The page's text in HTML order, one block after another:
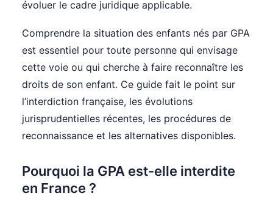
évoluer le cadre juridique applicable.
Comprendre la situation des enfants nés par GPA
est essentiel pour toute personne qui envisage
cette voie ou qui cherche à faire reconnaître les
droits de son enfant. Ce guide fait le point sur
l’interdiction française, les évolutions
jurisprudentielles récentes, les procédures de
reconnaissance et les alternatives disponibles.
Pourquoi la GPA est-elle interdite
en France ?